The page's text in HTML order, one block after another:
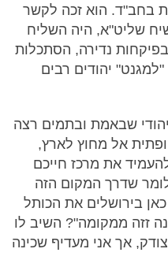
בחב"ד. הוא זכה לקשר
שליט"א, היה השליח
נדירה, הסתכלות
יהודים רבים
שבאמת ובתמים רצה
אל מחוץ לארץ,
להעמיד את מרכז חייכם
לומר שדרך המקום הזה
בירושלים את הכותל
זזה ממקומה"? השיב לו
אך אני מעדיף שכינה